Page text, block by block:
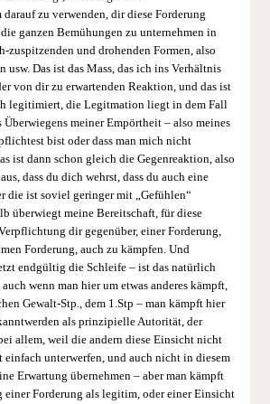
zu verwenden, dir diese Forderung
ganzen Bemühungen zu unternehmen in
zuspitzenden und drohenden Formen, also
usw. Das ist das Mass, das ich ins Verhältnis
von dir zu erwartenden Reaktion, und das ist
legitimiert, die Legitmation liegt in dem Fall
Überwiegens meiner Empörtheit – also meines
bist oder dass man mich nicht
ist dann schon gleich die Gegenreaktion, also
dass du dich wehrst, dass du auch eine
die ist soviel geringer mit „Gefühlen“
überwiegt meine Bereitschaft, für diese
dir gegenüber, einer Forderung,
Forderung, auch zu kämpfen. Und
endgültig die Schleife – ist das natürlich
wenn man hier um etwas anderes kämpft,
Gewalt-Stp., dem 1.Stp – man kämpft hier
als prinzipielle Autorität, der
allem, weil die andern diese Einsicht nicht
einfach unterwerfen, und auch nicht in diesem
Erwartung übernehmen – aber man kämpft
einer Forderung als legitim, oder einer Einsicht